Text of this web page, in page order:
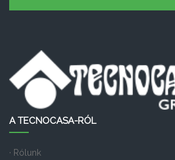
A TECNOCASA-RÓL
· Rólunk